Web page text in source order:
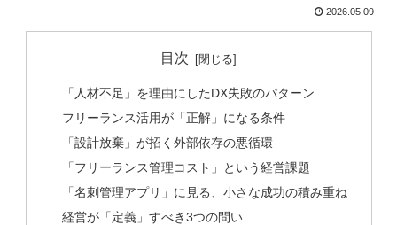
2026.05.09
目次
「人材不足」を理由にしたDX失敗のパターン
フリーランス活用が「正解」になる条件
「設計放棄」が招く外部依存の悪循環
「フリーランス管理コスト」という経営課題
「名刺管理アプリ」に見る、小さな成功の積み重ね
経営が「定義」すべき3つの問い